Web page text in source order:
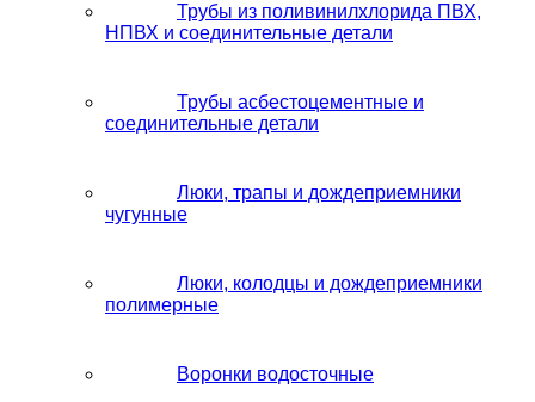
Трубы из поливинилхлорида ПВХ,
НПВХ и соединительные детали
Трубы асбестоцементные и
соединительные детали
Люки, трапы и дождеприемники
чугунные
Люки, колодцы и дождеприемники
полимерные
Воронки водосточные